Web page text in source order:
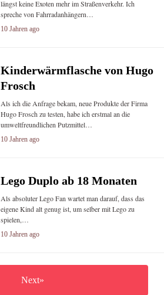
längst keine Exoten mehr im Straßenverkehr. Ich
spreche von Fahrradanhängern…
10 Jahren ago
Kinderwärmflasche von Hugo
Frosch
Als ich die Anfrage bekam, neue Produkte der Firma
Hugo Frosch zu testen, habe ich erstmal an die
umweltfreundlichen Putzmittel…
10 Jahren ago
Lego Duplo ab 18 Monaten
Als absoluter Lego Fan wartet man darauf, dass das
eigene Kind alt genug ist, um selber mit Lego zu
spielen,…
10 Jahren ago
Next»